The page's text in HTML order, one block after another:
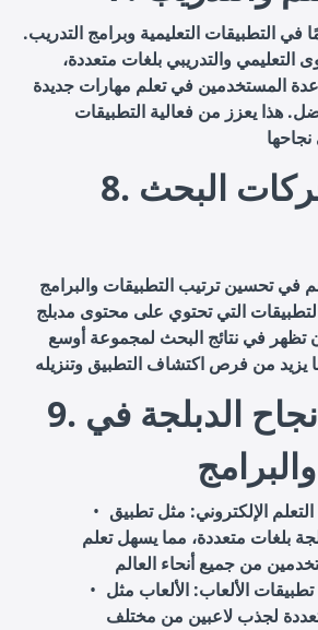
في التطبيقات التعليمية وبرامج التدريب.
التعليمي والتدريبي بلغات متعددة،
المستخدمين في تعلم مهارات جديدة
هذا يعزز من فعالية التطبيقات
8. تحسين محركات البحث
في تحسين ترتيب التطبيقات والبرامج
التي تحتوي على محتوى مدبلج
تظهر في نتائج البحث لمجموعة أوسع
9. أمثلة على نجاح الدبلجة في
الإلكتروني: مثل تطبيق Duolingo،
بلغات متعددة، مما يسهل تعلم
تطبيقات الألعاب: الألعاب مثل PUBG Mobile تقدم
لجذب لاعبين من مختلف